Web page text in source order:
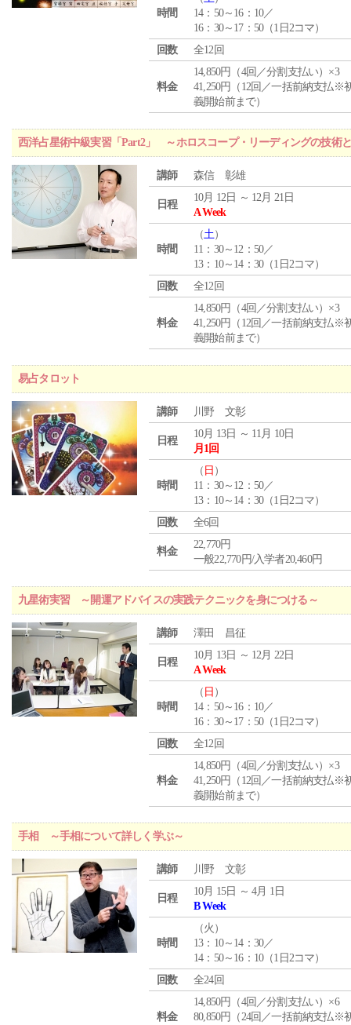
時間
14：50～16：10／
16：30～17：50（1日2コマ）
回数
全12回
料金
14,850円（4回／分割支払い）×3
41,250円（12回／一括前納支払※
義開始前まで）
西洋占星術中級実習「Part2」 ～ホロスコープ・リーディングの技術
講師 森信 彰雄
日程
10月 12日 ～ 12月 21日
A Week
時間
（土）
11：30～12：50／
13：10～14：30（1日2コマ）
回数
全12回
料金
14,850円（4回／分割支払い）×3
41,250円（12回／一括前納支払※
義開始前まで）
易占タロット
講師 川野 文彰
日程
10月 13日 ～ 11月 10日
月1回
時間
（ 日 ）
11：30～12：50／
13：10～14：30（1日2コマ）
回数
全6回
料金
22,770円
一般22,770円/入学者20,460円
九星術実習 ～開運アドバイスの実践テクニックを身につける～
講師 澤田 昌征
日程
10月 13日 ～ 12月 22日
A Week
時間
（ 日 ）
14：50～16：10／
16：30～17：50（1日2コマ）
回数
全12回
料金
14,850円（4回／分割支払い）×3
41,250円（12回／一括前納支払※
義開始前まで）
手相 ～手相について詳しく学ぶ～
講師 川野 文彰
日程
10月 15日 ～ 4月 1日
B Week
時間
（火 ）
13：10～14：30／
14：50～16：10（1日2コマ）
回数
全24回
料金
14,850円（4回／分割支払い）×6
80,850円（24回／一括前納支払※